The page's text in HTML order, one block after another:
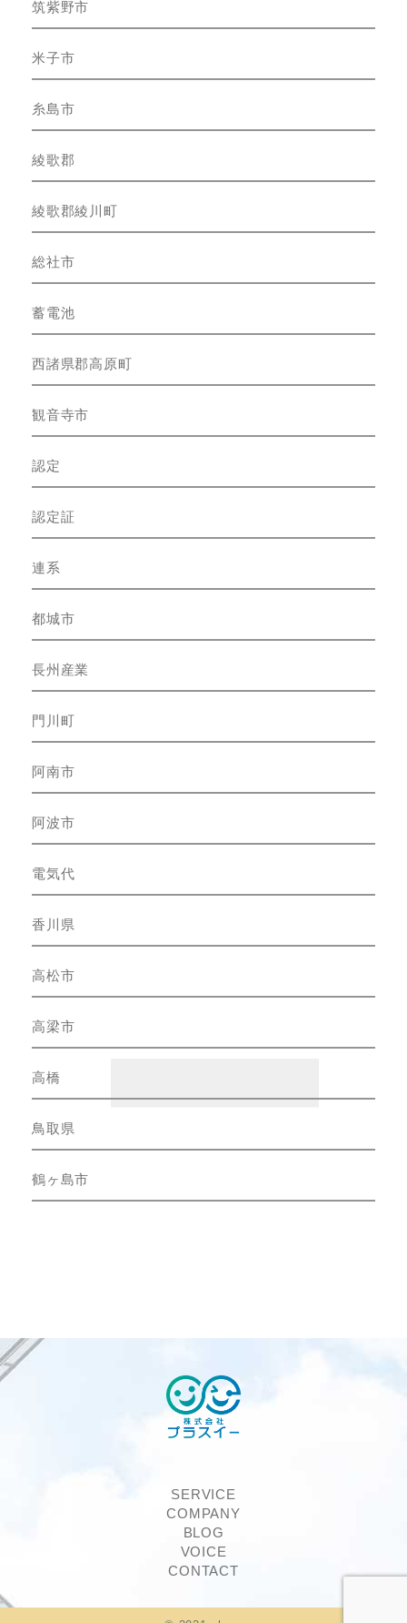
筑紫野市
米子市
糸島市
綾歌郡
綾歌郡綾川町
総社市
蓄電池
西諸県郡高原町
観音寺市
認定
認定証
連系
都城市
長州産業
門川町
阿南市
阿波市
電気代
香川県
高松市
高梁市
高橋
鳥取県
鶴ヶ島市
SERVICE
COMPANY
BLOG
VOICE
CONTACT